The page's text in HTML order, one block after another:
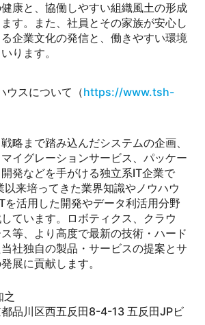
康と、協働しやすい組織風土の形成
す。また、社員とその家族が安心し
企業文化の発信と、働きやすい環境
ります。
ウスについて（https://www.tsh-
略まで踏み込んだシステムの企画、
イグレーションサービス、パッケー
発などを手がける独立系IT企業で
来培ってきた業界知識やノウハウ
を活用した開発やデータ利活用分野
ています。ロボティクス、クラウ
等、より高度で最新の技術・ハード
社独自の製品・サービスの提案とサ
展に貢献します。
之
品川区西五反田8-4-13 五反田JPビ